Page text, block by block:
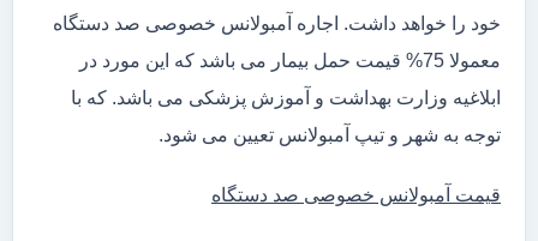
خود را خواهد داشت. اجاره آمبولانس خصوصی صد دستگاه
معمولا 75% قیمت حمل بیمار می باشد که این مورد در
ابلاغیه وزارت بهداشت و آموزش پزشکی می باشد. که با
توجه به شهر و تیپ آمبولانس تعیین می شود.
قیمت آمبولانس خصوصی صد دستگاه